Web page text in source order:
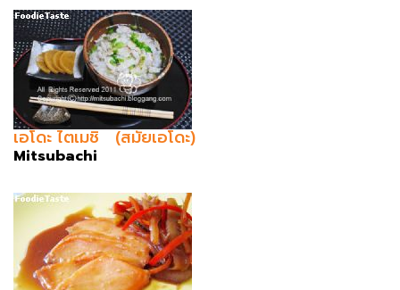
เอโดะ ไตเมชิ (สมัยเอโดะ)
Mitsubachi